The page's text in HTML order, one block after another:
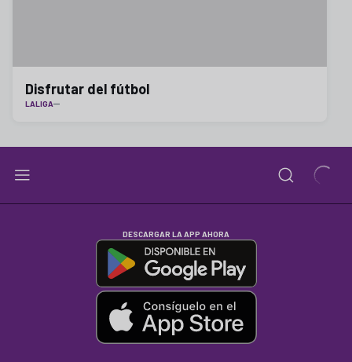
Disfrutar del fútbol
LALIGA
DESCARGAR LA APP AHORA